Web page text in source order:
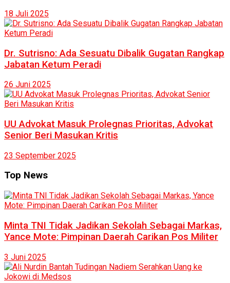
18 Juli 2025
Dr. Sutrisno: Ada Sesuatu Dibalik Gugatan Rangkap
Jabatan Ketum Peradi
26 Juni 2025
UU Advokat Masuk Prolegnas Prioritas, Advokat
Senior Beri Masukan Kritis
23 September 2025
Top News
Minta TNI Tidak Jadikan Sekolah Sebagai Markas,
Yance Mote: Pimpinan Daerah Carikan Pos Militer
3 Juni 2025